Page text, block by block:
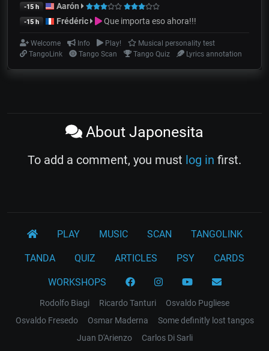
-15 h Aarón
-15 h Frédéric Que importa eso ahora!!!
Welcome Info Play!
Musical personality test
TangoLink
Tango Scan Tango Quiz Lyrics annotation
About Japonesita
To add a comment, you must log in first.
PLAY MUSIC SCAN TANGOLINK
TANDA QUIZ ARTICLES PSY CARDS
WORKSHOPS
Rodolfo Biagi Ricardo Tanturi
Osvaldo Pugliese
Osvaldo Fresedo
Osmar Maderna
Some definitly lost tangos
Juan D'Arienzo
Carlos Di Sarli